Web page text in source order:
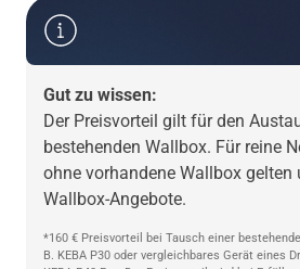
Gut zu wissen:
Der Preisvorteil gilt für den
bestehenden Wallbox. Für reine
ohne vorhandene Wallbox gelten
Wallbox-Angebote.
*160 € Preisvorteil bei Tausch einer
B. KEBA P30 oder vergleichbares Gerät eines